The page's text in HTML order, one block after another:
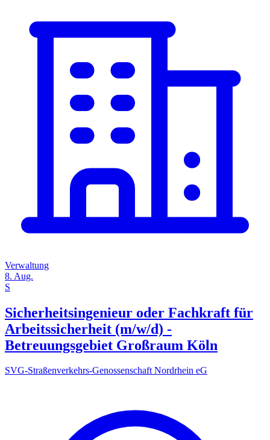
Verwaltung
8. Aug.
S
Sicherheitsingenieur oder Fachkraft für
Arbeitssicherheit (m/w/d) -
Betreuungsgebiet Großraum Köln
SVG-Straßenverkehrs-Genossenschaft Nordrhein eG